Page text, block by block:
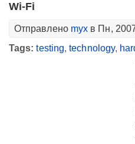
Wi-Fi
Отправлено myx в Пн,
Tags:testing,technology,